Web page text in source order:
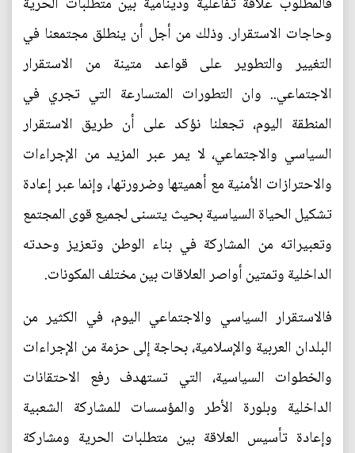
وحاجات الاستقرار. وذلك من أجل أن ينطلق مجتمعنا في
التغيير والتطوير على قواعد متينة من الاستقرار
الاجتماعي.. وان التطورات المتسارعة التي تجري في
المنطقة اليوم، تجعلنا نؤكد على أن طريق الاستقرار
السياسي والاجتماعي، لا يمر عبر المزيد من الإجراءات
والاحترازات الأمنية مع أهميتها وضرورتها، وإنما عبر إعادة
تشكيل الحياة السياسية بحيث يتسنى لجميع قوى المجتمع
وتعبيراته من المشاركة في بناء الوطن وتعزيز وحدته
الداخلية وتمتين أواصر العلاقات بين مختلف المكونات.
فالاستقرار السياسي والاجتماعي اليوم، في الكثير من
البلدان العربية والإسلامية، بحاجة إلى حزمة من الإجراءات
والخطوات السياسية، التي تستهدف رفع الاحتقانات
الداخلية وبلورة الأطر والمؤسسات للمشاركة الشعبية
وإعادة تأسيس العلاقة بين متطلبات الحرية ومشاركة